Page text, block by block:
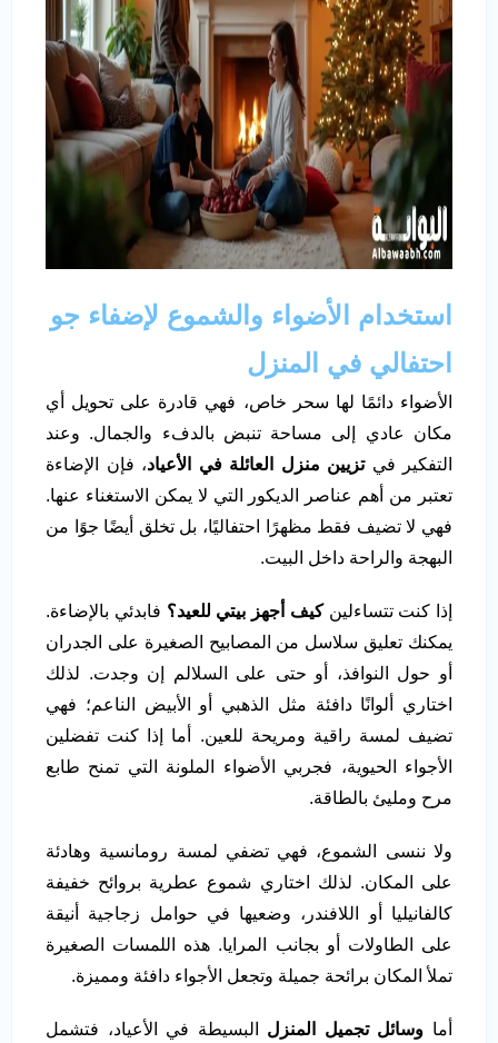
استخدام الأضواء والشموع لإضفاء جو
احتفالي في المنزل
الأضواء دائمًا لها سحر خاص، فهي قادرة على تحويل أي
مكان عادي إلى مساحة تنبض بالدفء والجمال. وعند
التفكير فيتزيين منزل العائلة في الأعياد، فإن الإضاءة
تعتبر من أهم عناصر الديكور التي لا يمكن الاستغناء عنها.
فهي لا تضيف فقط مظهرًا احتفاليًا، بل تخلق أيضًا جوًا من
البهجة والراحة داخل البيت.
إذا كنت تتساءلينكيف أجهز بيتي للعيد؟ فابدئي بالإضاءة.
يمكنك تعليق سلاسل من المصابيح الصغيرة على الجدران
أو حول النوافذ، أو حتى على السلالم إن وجدت. لذلك
اختاري ألوانًا دافئة مثل الذهبي أو الأبيض الناعم؛ فهي
تضيف لمسة راقية ومريحة للعين. أما إذا كنت تفضلين
الأجواء الحيوية، فجربي الأضواء الملونة التي تمنح طابع
مرح ومليئ بالطاقة.
ولا ننسى الشموع، فهي تضفي لمسة رومانسية وهادئة
على المكان. لذلك اختاري شموع عطرية بروائح خفيفة
كالفانيليا أو اللافندر، وضعيها في حوامل زجاجية أنيقة
على الطاولات أو بجانب المرايا. هذه اللمسات الصغيرة
تملأ المكان برائحة جميلة وتجعل الأجواء دافئة ومميزة.
أما وسائل تجميل المنزل البسيطة في الأعياد، فتشمل